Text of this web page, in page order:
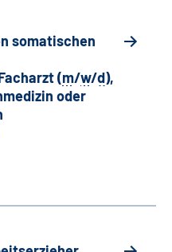
somatischen
(m/w/d),
oder